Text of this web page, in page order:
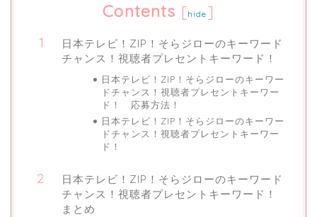
Contents [hide ]
日本テレビ！ZIP！そらジローのキーワード
チャンス！視聴者プレセントキーワード！
日本テレビ！ZIP！そらジローのキーワー
ドチャンス！視聴者プレセントキーワー
ド！ 応募方法！
日本テレビ！ZIP！そらジローのキーワー
ドチャンス！視聴者プレセントキーワー
ド！
日本テレビ！ZIP！そらジローのキーワード
チャンス！視聴者プレセントキーワード！
まとめ